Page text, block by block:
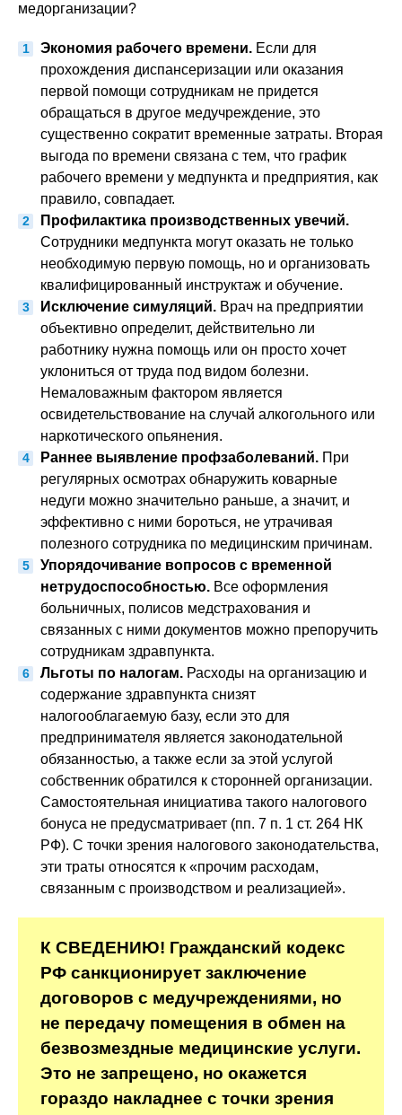
медорганизации?
Экономия рабочего времени. Если для
прохождения диспансеризации или оказания
первой помощи сотрудникам не придется
обращаться в другое медучреждение, это
существенно сократит временные затраты. Вторая
выгода по времени связана с тем, что график
рабочего времени у медпункта и предприятия, как
правило, совпадает.
Профилактика производственных увечий.
Сотрудники медпункта могут оказать не только
необходимую первую помощь, но и организовать
квалифицированный инструктаж и обучение.
Исключение симуляций. Врач на предприятии
объективно определит, действительно ли
работнику нужна помощь или он просто хочет
уклониться от труда под видом болезни.
Немаловажным фактором является
освидетельствование на случай алкогольного или
наркотического опьянения.
Раннее выявление профзаболеваний. При
регулярных осмотрах обнаружить коварные
недуги можно значительно раньше, а значит, и
эффективно с ними бороться, не утрачивая
полезного сотрудника по медицинским причинам.
Упорядочивание вопросов с временной
нетрудоспособностью. Все оформления
больничных, полисов медстрахования и
связанных с ними документов можно препоручить
сотрудникам здравпункта.
Льготы по налогам. Расходы на организацию и
содержание здравпункта снизят
налогооблагаемую базу, если это для
предпринимателя является законодательной
обязанностью, а также если за этой услугой
собственник обратился к сторонней организации.
Самостоятельная инициатива такого налогового
бонуса не предусматривает (пп. 7 п. 1 ст. 264 НК
РФ). С точки зрения налогового законодательства,
эти траты относятся к «прочим расходам,
связанным с производством и реализацией».
К СВЕДЕНИЮ! Гражданский кодекс
РФ санкционирует заключение
договоров с медучреждениями, но
не передачу помещения в обмен на
безвозмездные медицинские услуги.
Это не запрещено, но окажется
гораздо накладнее с точки зрения